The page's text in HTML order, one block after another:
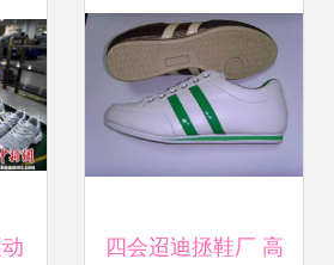
四会迢迪拯鞋厂 高